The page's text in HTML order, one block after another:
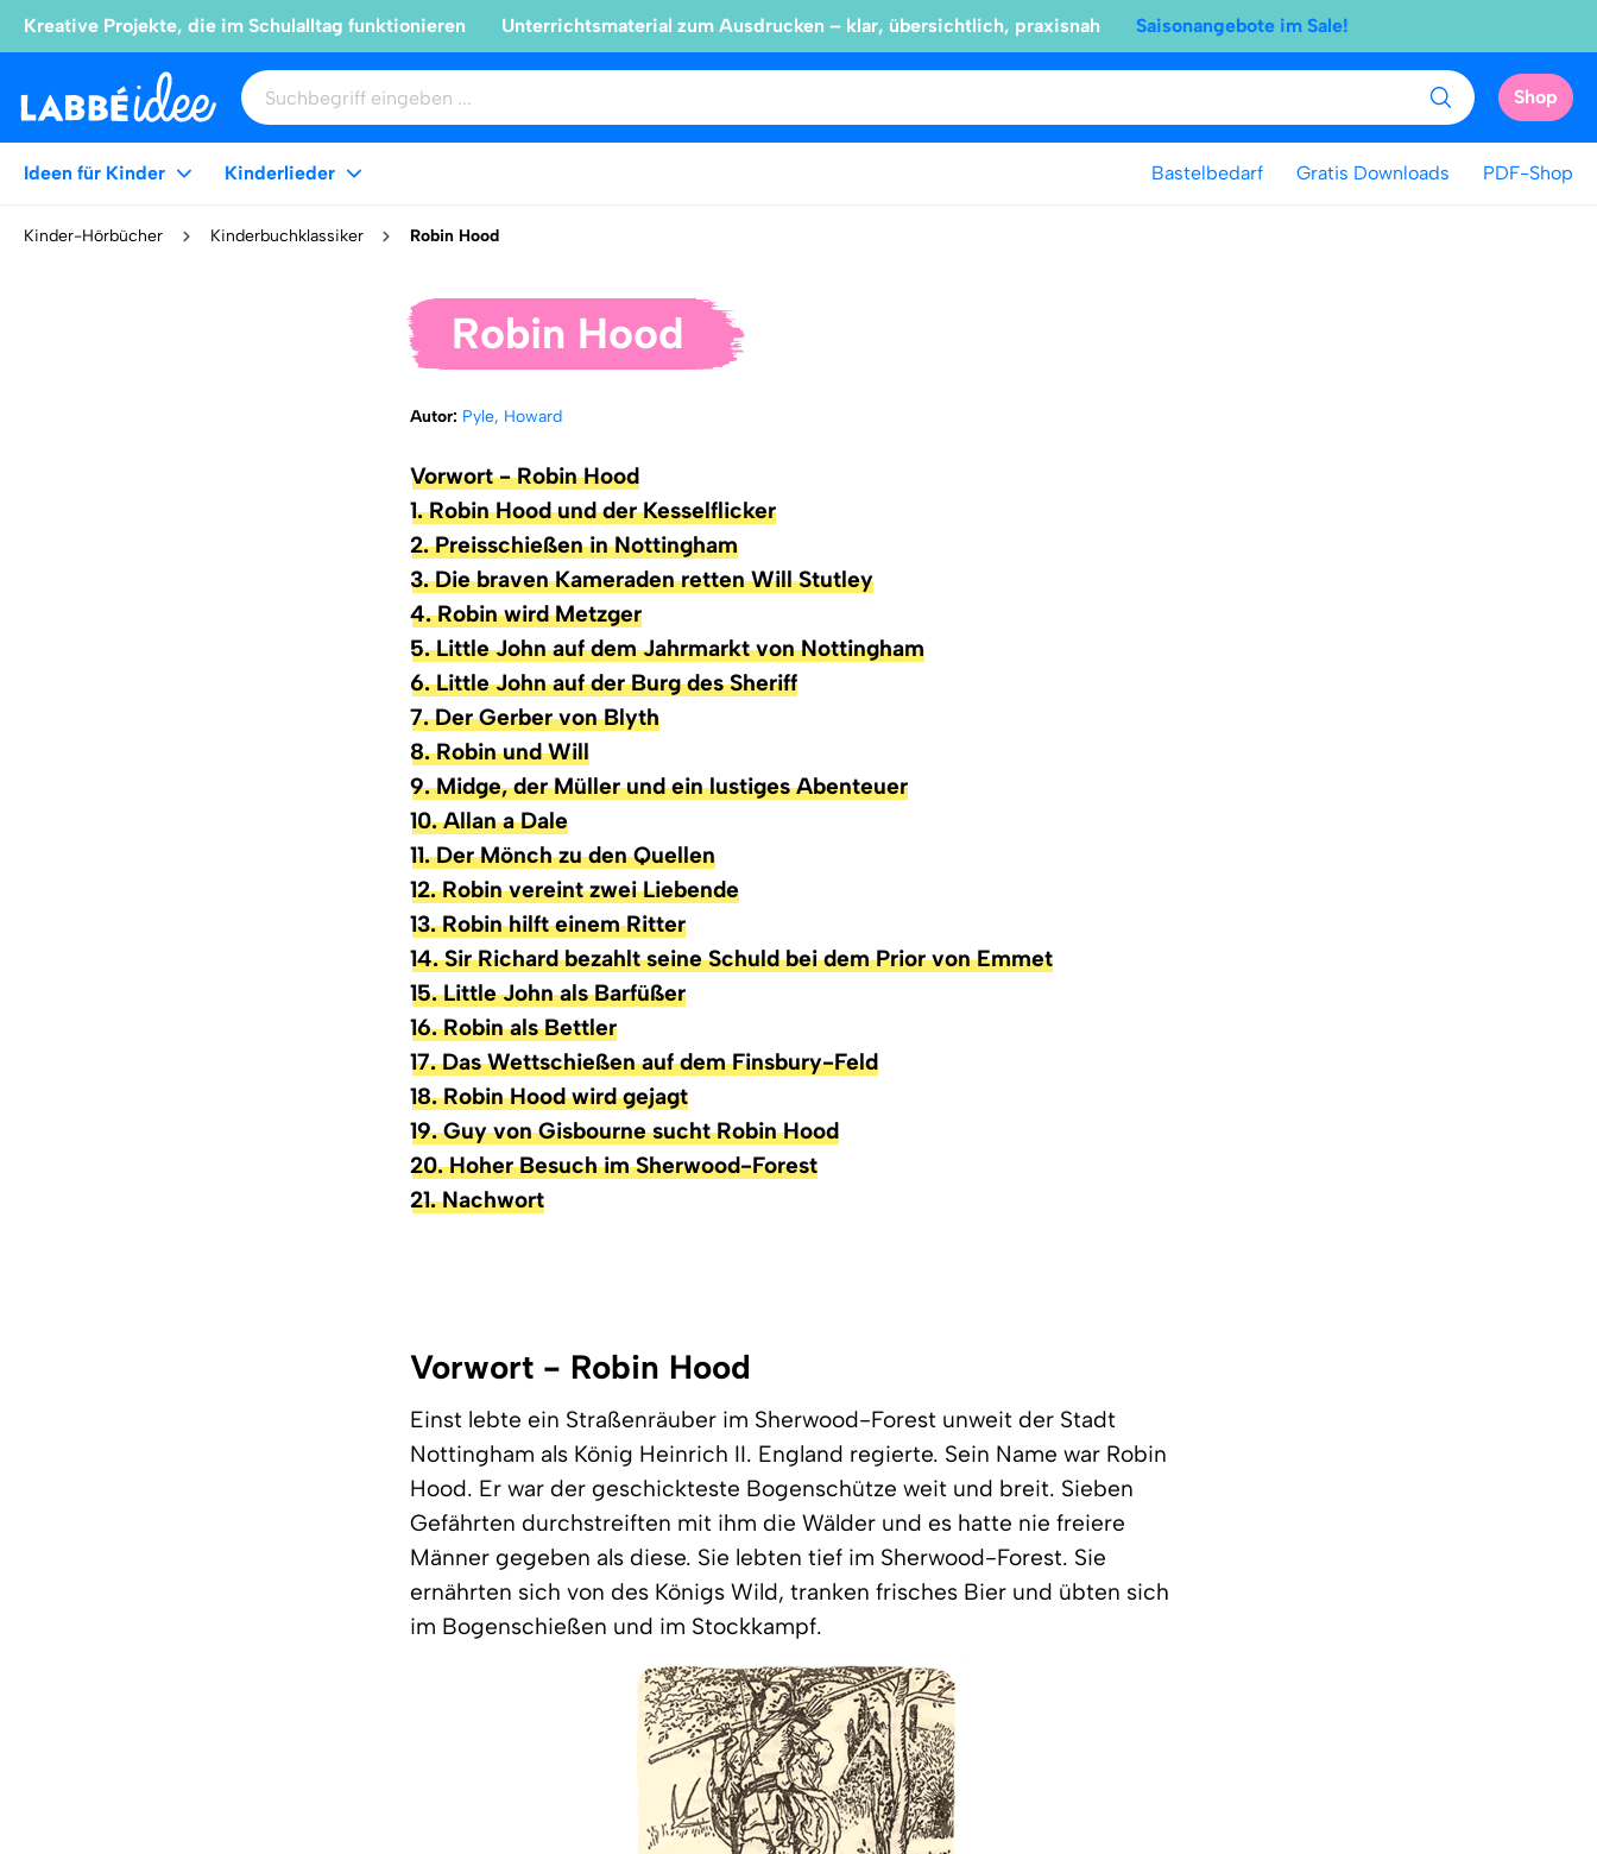
Kreative Projekte, die im Schulalltag funktionieren Unterrichtsmaterial zum Ausdrucken – klar, übersichtlich, praxisnah Saisonangebote im Sale!
Shop
Ideen für Kinder Kinderlieder Bastelbedarf Gratis Downloads PDF-Shop
Kinder-Hörbücher Kinderbuchklassiker Robin Hood
Robin Hood
Autor: Pyle, Howard
Vorwort - Robin Hood
1. Robin Hood und der Kesselflicker
2. Preisschießen in Nottingham
3. Die braven Kameraden retten Will Stutley
4. Robin wird Metzger
5. Little John auf dem Jahrmarkt von Nottingham
6. Little John auf der Burg des Sheriff
7. Der Gerber von Blyth
8. Robin und Will
9. Midge, der Müller und ein lustiges Abenteuer
10. Allan a Dale
11. Der Mönch zu den Quellen
12. Robin vereint zwei Liebende
13. Robin hilft einem Ritter
14. Sir Richard bezahlt seine Schuld bei dem Prior von Emmet
15. Little John als Barfüßer
16. Robin als Bettler
17. Das Wettschießen auf dem Finsbury-Feld
18. Robin Hood wird gejagt
19. Guy von Gisbourne sucht Robin Hood
20. Hoher Besuch im Sherwood-Forest
21. Nachwort
Vorwort - Robin Hood
Einst lebte ein Straßenräuber im Sherwood-Forest unweit der Stadt
Nottingham als König Heinrich II. England regierte. Sein Name war Robin
Hood. Er war der geschickteste Bogenschütze weit und breit. Sieben
Gefährten durchstreiften mit ihm die Wälder und es hatte nie freiere
Männer gegeben als diese. Sie lebten tief im Sherwood-Forest. Sie
ernährten sich von des Königs Wild, tranken frisches Bier und übten sich
im Bogenschießen und im Stockkampf.